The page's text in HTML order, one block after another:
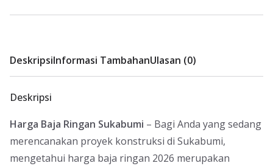
DeskripsiInformasi TambahanUlasan (0)
Deskripsi
Harga Baja Ringan Sukabumi – Bagi Anda yang sedang
merencanakan proyek konstruksi di Sukabumi,
mengetahui harga baja ringan 2026 merupakan